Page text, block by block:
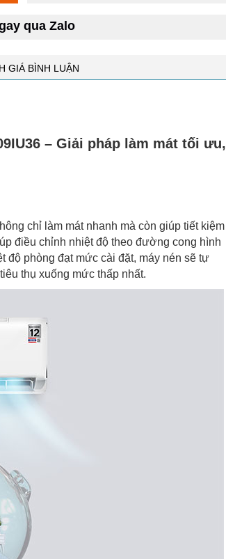
qua Zalo
GIÁ BÌNH LUẬN
– Giải pháp làm mát tối ưu,
chỉ làm mát nhanh mà còn giúp tiết kiệm
điều chỉnh nhiệt độ theo đường cong hình
độ phòng đạt mức cài đặt, máy nén sẽ tự
thụ xuống mức thấp nhất.